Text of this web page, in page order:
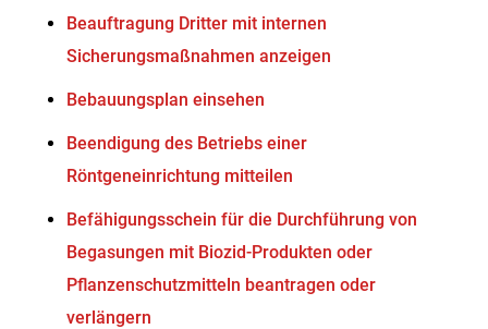
Beauftragung Dritter mit internen
Sicherungsmaßnahmen anzeigen
Bebauungsplan einsehen
Beendigung des Betriebs einer
Röntgeneinrichtung mitteilen
Befähigungsschein für die Durchführung von
Begasungen mit Biozid-Produkten oder
Pflanzenschutzmitteln beantragen oder
verlängern